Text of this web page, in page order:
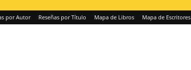
por Autor Reseñas por Título Mapa de Libros Mapa de Escritores